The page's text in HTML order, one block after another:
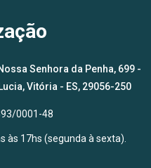
Senhora da Penha, 699 -
Vitória - ES, 29056-250
0001-48
às 17hs (segunda à sexta).